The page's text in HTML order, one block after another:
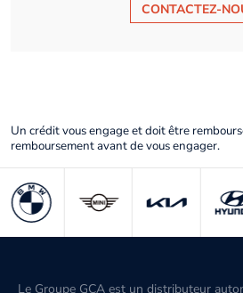
CONTACTEZ-
Un crédit vous engage et doit être
remboursement avant de vous engager.
Le Groupe GCA est un distributeur